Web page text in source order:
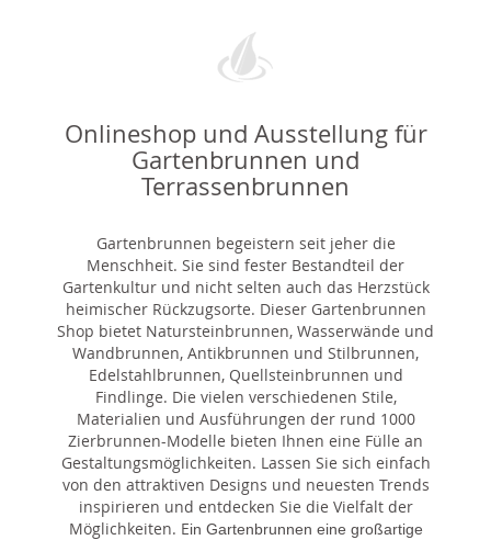
Onlineshop und Ausstellung für
Gartenbrunnen und
Terrassenbrunnen
Gartenbrunnen begeistern seit jeher die
Menschheit. Sie sind fester Bestandteil der
Gartenkultur und nicht selten auch das Herzstück
heimischer Rückzugsorte. Dieser Gartenbrunnen
Shop bietet Natursteinbrunnen, Wasserwände und
Wandbrunnen, Antikbrunnen und Stilbrunnen,
Edelstahlbrunnen, Quellsteinbrunnen und
Findlinge. Die vielen verschiedenen Stile,
Materialien und Ausführungen der rund 1000
Zierbrunnen-Modelle bieten Ihnen eine Fülle an
Gestaltungsmöglichkeiten. Lassen Sie sich einfach
von den attraktiven Designs und neuesten Trends
inspirieren und entdecken Sie die Vielfalt der
Möglichkeiten. Ein Gartenbrunnen eine großartige